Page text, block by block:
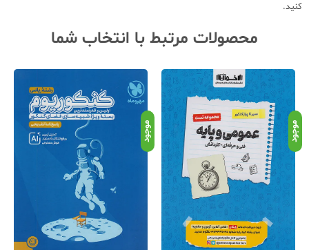
کنید.
محصولات مرتبط با انتخاب شما
موجود موجود